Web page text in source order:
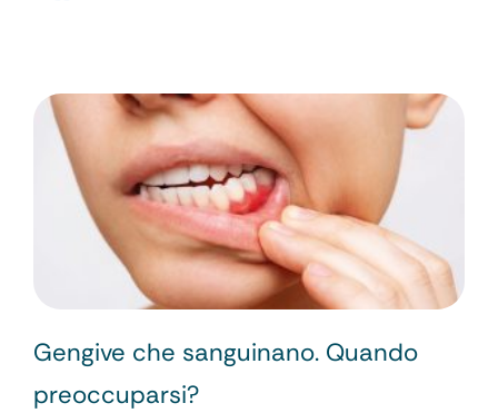
Gengive che sanguinano. Quando
preoccuparsi?